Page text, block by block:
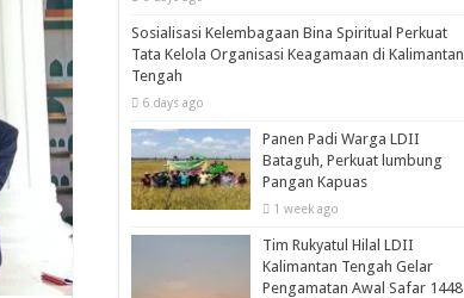
Sosialisasi Kelembagaan Bina Spiritual Perkuat
Tata Kelola Organisasi Keagamaan di Kalimantan
Tengah
6 days ago
Panen Padi Warga LDII
Bataguh, Perkuat lumbung
Pangan Kapuas
1 week ago
Tim Rukyatul Hilal LDII
Kalimantan Tengah Gelar
Pengamatan Awal Safar 1448